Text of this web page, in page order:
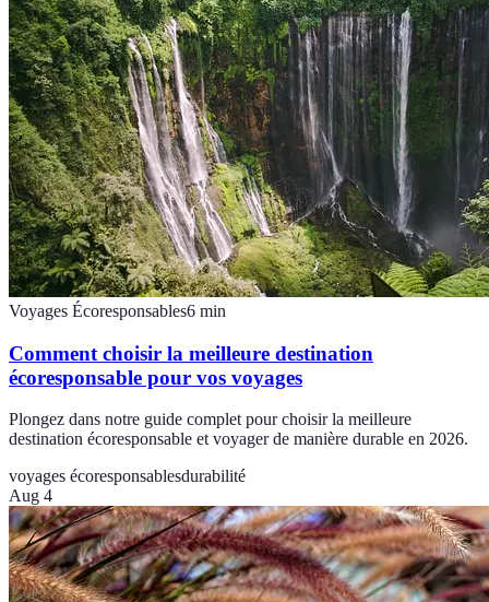
Voyages Écoresponsables6 min
Comment choisir la meilleure destination
écoresponsable pour vos voyages
Plongez dans notre guide complet pour choisir la meilleure
destination écoresponsable et voyager de manière durable en 2026.
voyages écoresponsablesdurabilité
Aug 4